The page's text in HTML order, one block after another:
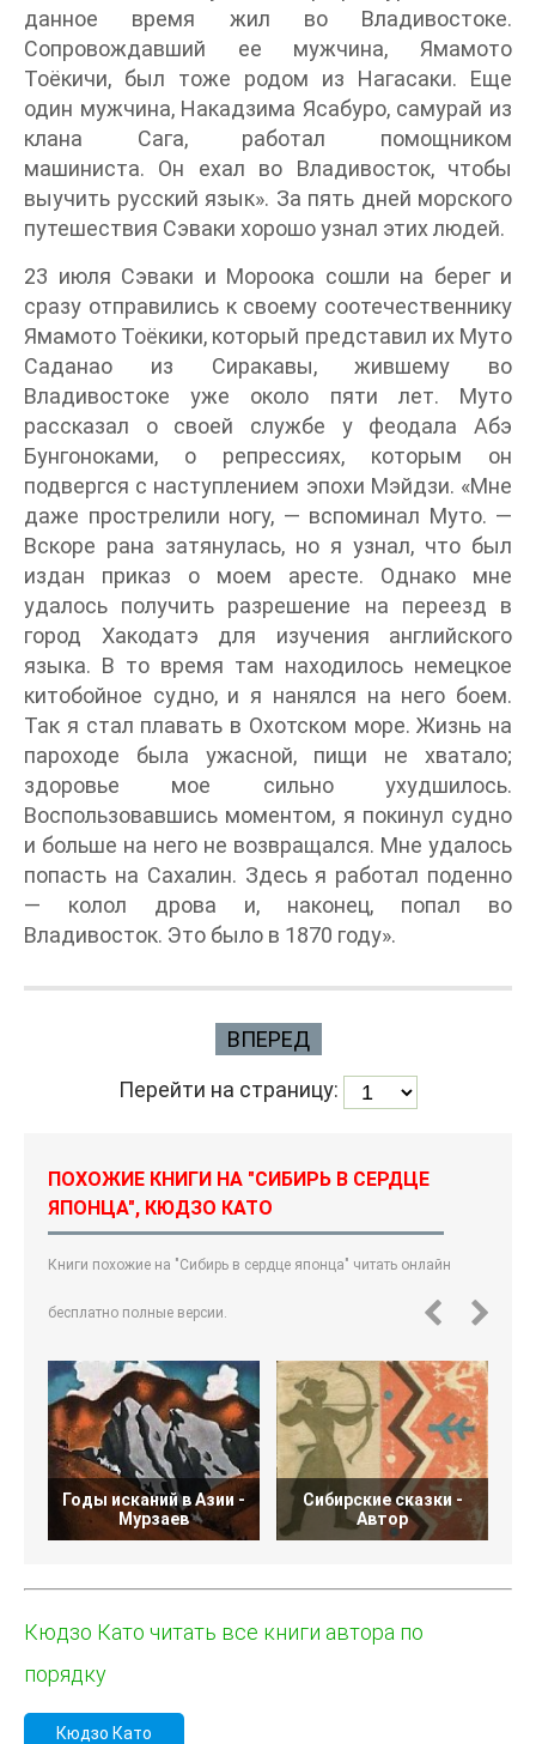
данное время жил во Владивостоке.
Сопровождавший ее мужчина, Ямамото
Тоёкичи, был тоже родом из Нагасаки. Еще
один мужчина, Накадзима Ясабуро, самурай из
клана Сага, работал помощником
машиниста. Он ехал во Владивосток, чтобы
выучить русский язык». За пять дней морского
путешествия Сэваки хорошо узнал этих людей.
23 июля Сэваки и Мороока сошли на берег и
сразу отправились к своему соотечественнику
Ямамото Тоёкики, который представил их Муто
Саданао из Сиракавы, жившему во
Владивостоке уже около пяти лет. Муто
рассказал о своей службе у феодала Абэ
Бунгоноками, о репрессиях, которым он
подвергся с наступлением эпохи Мэйдзи. «Мне
даже прострелили ногу, — вспоминал Муто. —
Вскоре рана затянулась, но я узнал, что был
издан приказ о моем аресте. Однако мне
удалось получить разрешение на переезд в
город Хакодатэ для изучения английского
языка. В то время там находилось немецкое
китобойное судно, и я нанялся на него боем.
Так я стал плавать в Охотском море. Жизнь на
пароходе была ужасной, пищи не хватало;
здоровье мое сильно ухудшилось.
Воспользовавшись моментом, я покинул судно
и больше на него не возвращался. Мне удалось
попасть на Сахалин. Здесь я работал поденно
— колол дрова и, наконец, попал во
Владивосток. Это было в 1870 году».
ВПЕРЕД
Перейти на страницу:
ПОХОЖИЕ КНИГИ НА "СИБИРЬ В СЕРДЦЕ
ЯПОНЦА", КЮДЗО КАТО
Книги похожие на "Сибирь в сердце японца" читать онлайн
бесплатно полные версии.
Годы исканий в Азии -
Мурзаев
Сибирские сказки -
Автор
Кюдзо Като читать все книги автора по
порядку
Кюдзо Като